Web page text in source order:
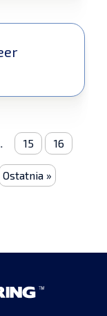
15 16
Ostatnia »